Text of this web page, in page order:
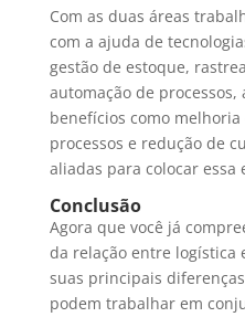
Com as duas áreas
com a ajuda de
gestão de estoque,
automação de
benefícios como
processos e redução de
aliadas para colocar essa
Conclusão
Agora que você já
da relação entre logística
suas principais
podem trabalhar em